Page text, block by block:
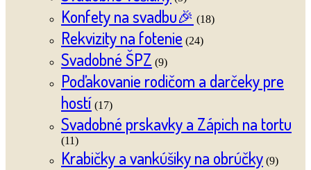
Konfety na svadbu🎉 (18)
Rekvizity na fotenie (24)
Svadobné ŠPZ (9)
Poďakovanie rodičom a darčeky pre
hostí (17)
Svadobné prskavky a Zápich na tortu
(11)
Krabičky a vankúšiky na obrúčky (9)